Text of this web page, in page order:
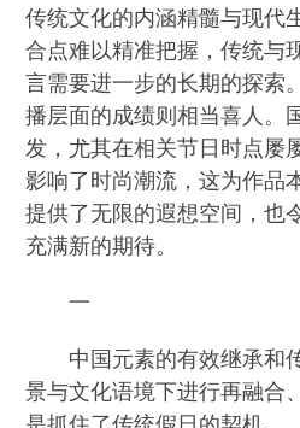
传统文化的内涵精髓与现代
合点难以精准把握，传统与
言需要进一步的长期的探索
播层面的成绩则相当喜人。
发，尤其在相关节日时点屡
影响了时尚潮流，这为作品
提供了无限的遐想空间，也
充满新的期待。
一
中国元素的有效继承和
景与文化语境下进行再融合